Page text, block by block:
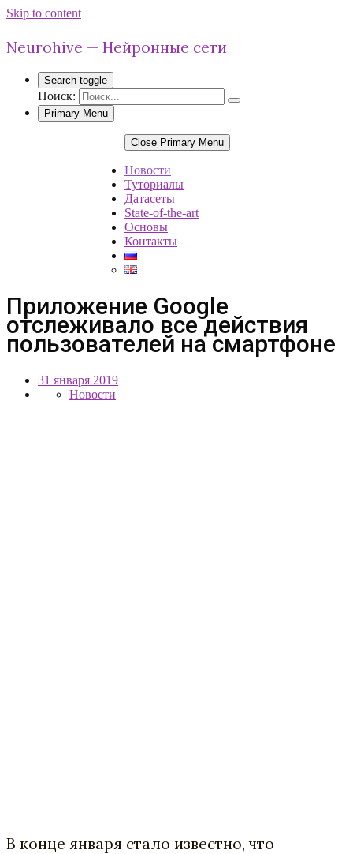
Skip to content
Neurohive — Нейронные сети
Search toggle
Поиск:
Primary Menu
Close Primary Menu
Новости
Туториалы
Датасеты
State-of-the-art
Основы
Контакты
Приложение Google
отслеживало все действия
пользователей на смартфоне
31 января 2019
Новости
В конце января стало известно, что